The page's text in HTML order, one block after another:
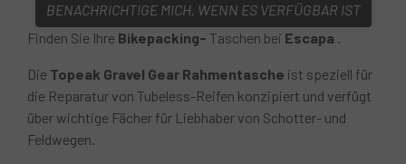
BENACHRICHTIGE MICH, WENN ES VERFÜGBAR IST
Finden Sie Ihre Bikepacking- Taschen bei Escapa .
Die Topeak Gravel Gear Rahmentasche ist speziell für
die Reparatur von Tubeless-Reifen konzipiert und verfügt
über wichtige Fächer für Liebhaber von Schotter- und
Feldwegen.